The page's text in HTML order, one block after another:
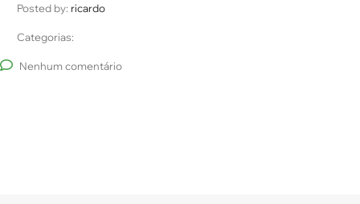
Posted by: ricardo
Categorias:
Nenhum comentário